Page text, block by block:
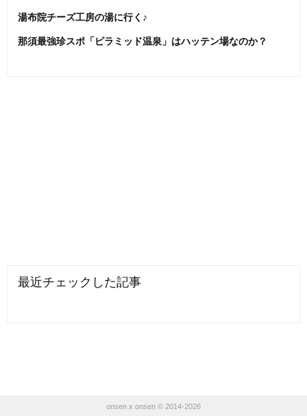
湯布院チーズ工房の湯に行く♪
那須最強珍スポ「ピラミッド温泉」はハッテン場なのか？
最近チェックした記事
onsen x onsen © 2014-2026